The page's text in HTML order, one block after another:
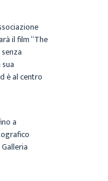
il film “The
è al centro
a